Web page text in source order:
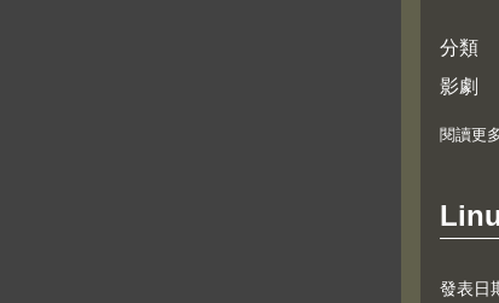
分類
影劇
閱讀更
發表日